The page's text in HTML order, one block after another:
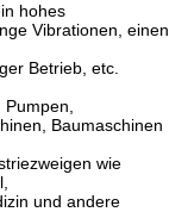
hohes
Vibrationen, einen
Betrieb, etc.
Baumaschinen
wie
und andere